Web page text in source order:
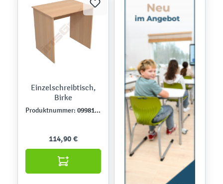
Einzelschreibtisch,
Birke
Produktnummer: 099811B
114,90 €